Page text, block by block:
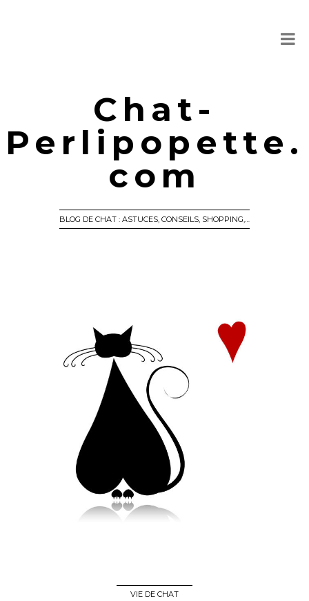
Chat-
Perlipopette.
com
BLOG DE CHAT : ASTUCES, CONSEILS, SHOPPING,…
VIE DE CHAT